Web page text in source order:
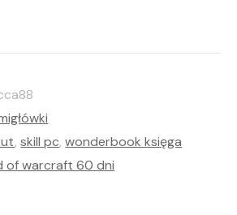
,skill pc,wonderbook księga
of warcraft 60 dni